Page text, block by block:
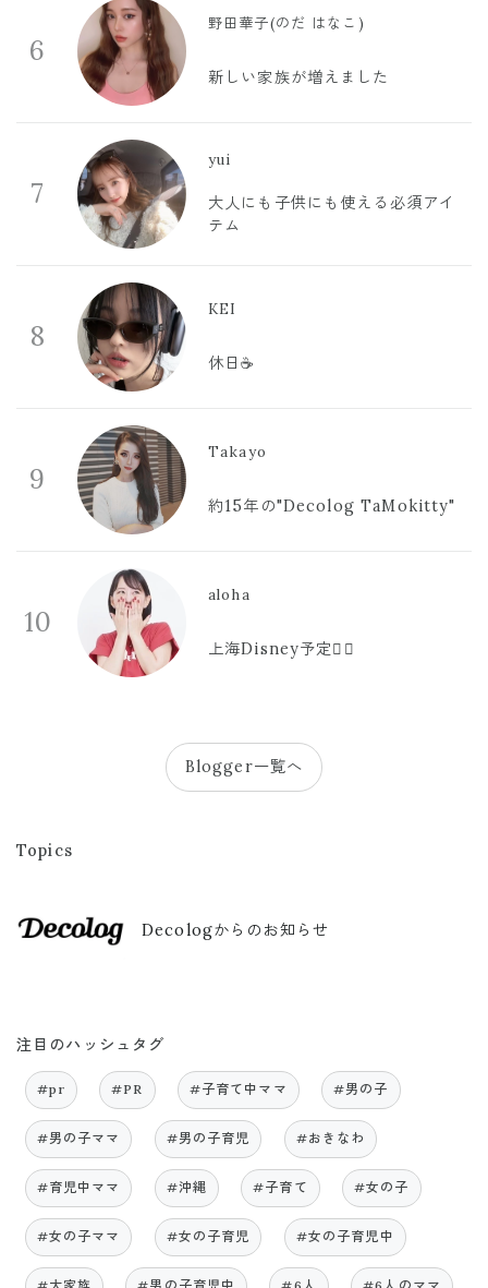
6
野田華子(のだ はなこ)
新しい家族が増えました
7
yui
大人にも子供にも使える必須アイ
テム
8
KEI
休日☕️
9
Takayo
約15年の"Decolog TaMokitty"
10
aloha
上海Disney予定🫪🩷
Blogger一覧へ
Topics
Decologからのお知らせ
注目のハッシュタグ
#pr #PR #子育て中ママ #男の子
#男の子ママ #男の子育児 #おきなわ
#育児中ママ #沖縄 #子育て #女の子
#女の子ママ #女の子育児 #女の子育児中